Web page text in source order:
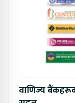
वाणिज्य